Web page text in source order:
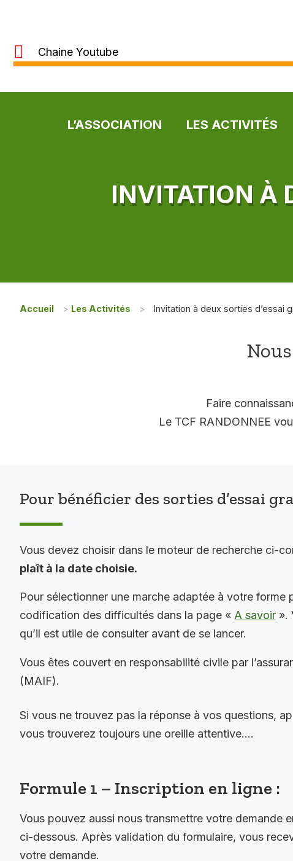
Chaine Youtube
L’ASSOCIATION LES ACTIVITÉS
INVITATION À
Accueil > Les Activités > Invitation à deux sorties d’essai
Faire
Le TCF RANDONNEE
Pour bénéficier des sorties d’essai
Vous devez choisir dans le moteur de recherche ci-
plaît à la date choisie.
Pour sélectionner une marche adaptée à votre forme
codification des difficultés dans la page « A savoir ».
qu’il est utile de consulter avant de se lancer.
Vous êtes couvert en responsabilité civile par
(MAIF).
Si vous ne trouvez pas la réponse à vos questions,
vous trouverez toujours une oreille attentive….
Formule 1 – Inscription en ligne :
Vous pouvez aussi nous transmettre votre demande
ci-dessous. Après validation du formulaire, vous
votre demande.